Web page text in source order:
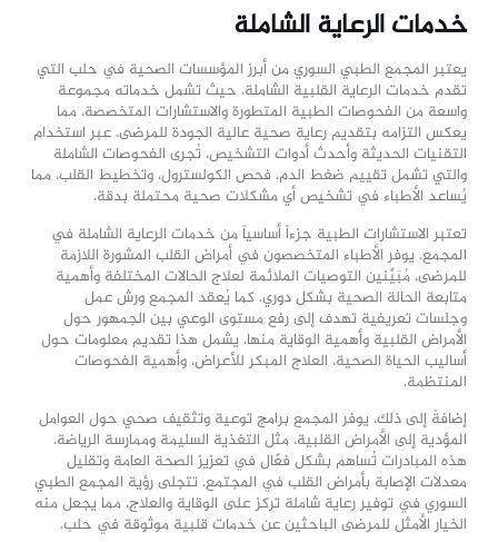
خدمات الرعاية الشاملة
يعتبر المجمع الطبي السوري من أبرز المؤسسات الصحية في حلب التي
تقدم خدمات الرعاية القلبية الشاملة. حيث تشمل خدماته مجموعة
واسعة من الفحوصات الطبية المتطورة والاستشارات المتخصصة، مما
يعكس التزامه بتقديم رعاية صحية عالية الجودة للمرضى. عبر استخدام
التقنيات الحديثة وأحدث أدوات التشخيص، تُجرى الفحوصات الشاملة
والتي تشمل تقييم ضغط الدم، فحص الكولسترول، وتخطيط القلب، مما
يُساعد الأطباء في تشخيص أي مشكلات صحية محتملة بدقة.
تعتبر الاستشارات الطبية جزءاً أساسياً من خدمات الرعاية الشاملة في
المجمع. يوفر الأطباء المتخصصون في أمراض القلب المشورة اللازمة
للمرضى، مُبَيِّنين التوصيات الملائمة لعلاج الحالات المختلفة وأهمية
متابعة الحالة الصحية بشكل دوري. كما يُعقد المجمع ورش عمل
وجلسات تعريفية تهدف إلى رفع مستوى الوعي بين الجمهور حول
الأمراض القلبية وأهمية الوقاية منها. يشمل هذا تقديم معلومات حول
أساليب الحياة الصحية، العلاج المبكر للأعراض، وأهمية الفحوصات
المنتظمة.
إضافةً إلى ذلك، يوفر المجمع برامج توعية وتثقيف صحي حول العوامل
المؤدية إلى الأمراض القلبية، مثل التغذية السليمة وممارسة الرياضة.
هذه المبادرات تُساهم بشكل فعّال في تعزيز الصحة العامة وتقليل
معدلات الإصابة بأمراض القلب في المجتمع. تتجلى رؤية المجمع الطبي
السوري في توفير رعاية شاملة تركز على الوقاية والعلاج، مما يجعل منه
الخيار الأمثل للمرضى الباحثين عن خدمات قلبية موثوقة في حلب.